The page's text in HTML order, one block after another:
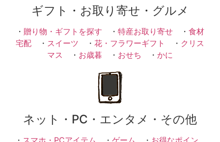
ギフト・お取り寄せ・グルメ
・ 贈り物・ギフトを探す ・ 特産お取り寄せ ・ 食材
宅配 ・ スイーツ ・ 花・フラワーギフト ・ クリス
マス ・ お歳暮 ・ おせち ・ かに
ネット・PC・エンタメ・その他
・ スマホ・PCアイテム ・ ゲーム ・ お得なポイン